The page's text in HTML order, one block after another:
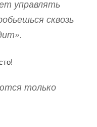
управлять
сквозь
только